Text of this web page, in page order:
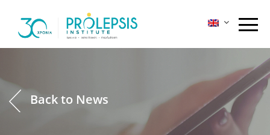
content
Back to News